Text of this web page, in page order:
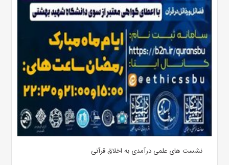
نشست های علمی درآمدی به اخلاق قرآنی